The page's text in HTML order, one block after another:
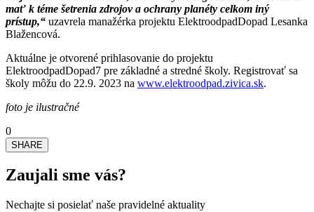
mať k téme šetrenia zdrojov a ochrany planéty celkom iný
prístup,“ uzavrela manažérka projektu ElektroodpadDopad Lesanka
Blažencová.
Aktuálne je otvorené prihlasovanie do projektu
ElektroodpadDopad7 pre základné a stredné školy. Registrovať sa
školy môžu do 22.9. 2023 na www.elektroodpad.zivica.sk.
foto je ilustračné
0
SHARE
Zaujali sme vás?
Nechajte si posielať naše pravidelné aktuality